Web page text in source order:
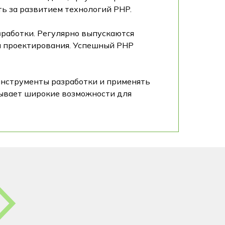
за развитием технологий PHP.
Регулярно выпускаются
проектирования. Успешный PHP
разработки и применять
широкие возможности для